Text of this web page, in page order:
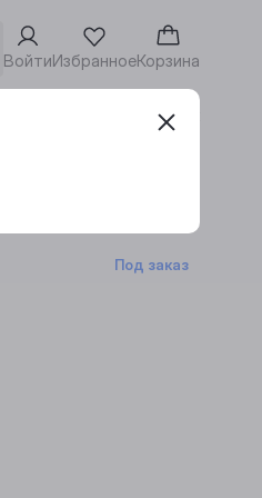
ВойтиИзбранноеКорзина
Адреса винотек
Под заказ